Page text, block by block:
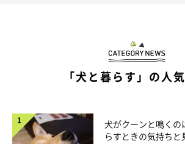
が急上昇して呼吸だけでは体温調節が追い
い、熱中症になる恐れがあります。
「犬と暮らす」の人
犬がクーンと鳴く
らすときの気持ち